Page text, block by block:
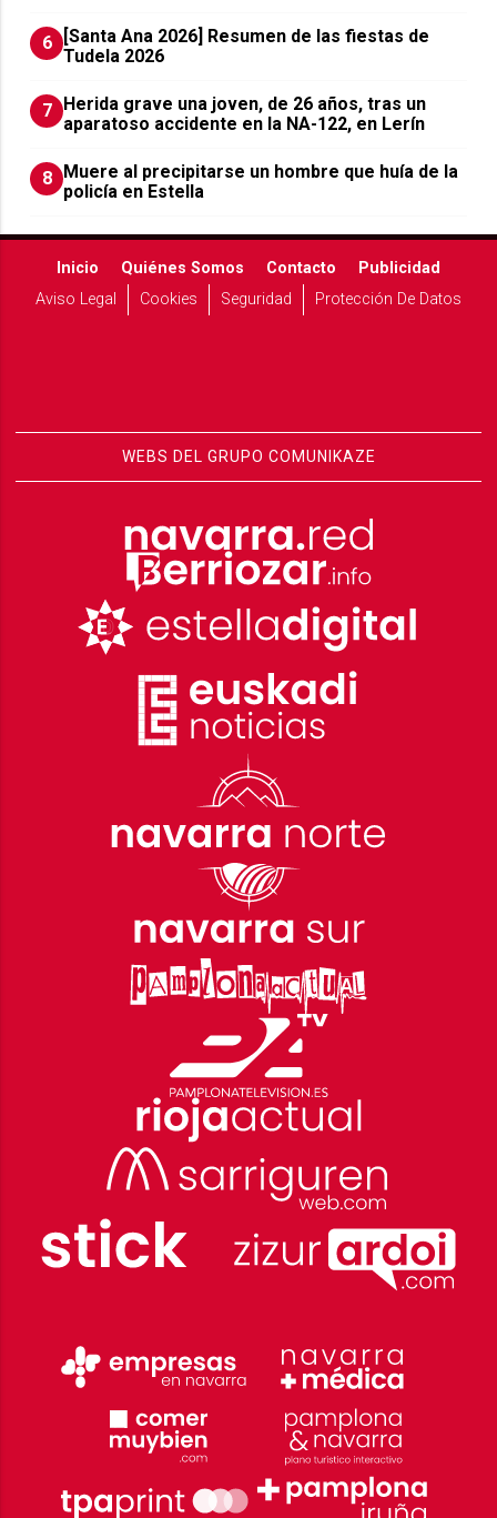
6
[Santa Ana 2026] Resumen de las fiestas de
Tudela 2026
7 Herida grave una joven, de 26 años, tras un
aparatoso accidente en la NA-122, en Lerín
8 Muere al precipitarse un hombre que huía de la
policía en Estella
Inicio Quiénes Somos Contacto
Publicidad
Aviso Legal
Cookies Seguridad Protección De Datos
WEBS DEL GRUPO COMUNIKAZE